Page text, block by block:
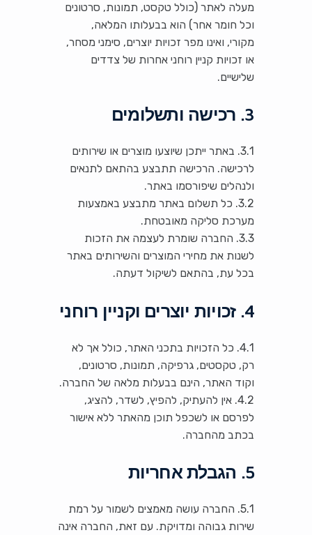
מעלה לאתר (כולל טקסט, תמונות, סרטונים
וכל חומר אחר) הוא בבעלותו המלאה,
מקורי, ואינו מפר זכויות יוצרים, סימני מסחר,
או זכויות קניין רוחני אחרות של צדדים
שלישיים.
3. רכישה ותשלומים
3.1. באתר ייתכן שיוצעו מוצרים או שירותים
לרכישה. הרכישה תתבצע בהתאם לתנאים
ולנהלים שיפורסמו באתר.
3.2. כל תשלום באתר מתבצע באמצעות
מערכת סליקה מאובטחת.
3.3. החברה שומרת לעצמה את הזכות
לשנות את מחירי המוצרים והשירותים באתר
בכל עת, בהתאם לשיקול דעתה.
4. זכויות יוצרים וקניין רוחני
4.1. כל הזכויות בתכני האתר, כולל אך לא
רק, טקסטים, גרפיקה, תמונות, סרטונים,
וקוד האתר, הינם בבעלות מלאה של החברה.
4.2. אין להעתיק, להפיץ, לשדר, להציג,
לפרסם או לשכפל תוכן מהאתר ללא אישור
בכתב מהחברה.
5. הגבלת אחריות
5.1. החברה עושה מאמצים לשמור על רמת
שירות גבוהה ומדויקת. עם זאת, החברה אינה